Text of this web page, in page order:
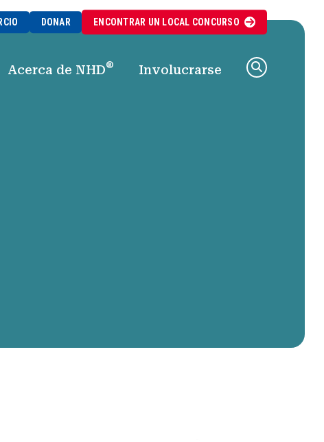
DONAR ENCONTRAR UN LOCAL CONCURSO
Acerca de NHD® Involucrarse